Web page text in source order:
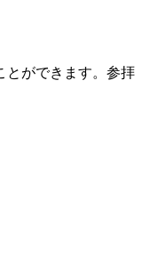
とができます。参拝